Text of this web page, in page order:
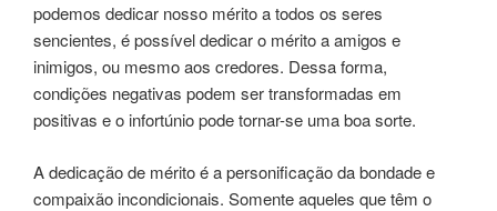
podemos dedicar nosso mérito a todos os seres
sencientes, é possível dedicar o mérito a amigos e
inimigos, ou mesmo aos credores. Dessa forma,
condições negativas podem ser transformadas em
positivas e o infortúnio pode tornar-se uma boa sorte.
A dedicação de mérito é a personificação da bondade e
compaixão incondicionais. Somente aqueles que têm o